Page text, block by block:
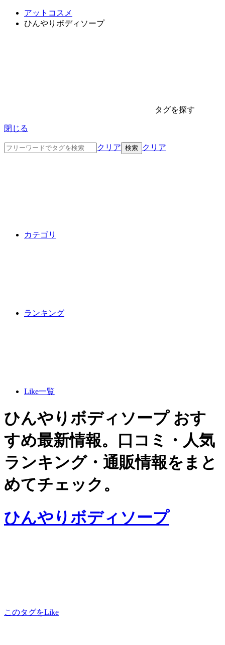
アットコスメ
ひんやりボディソープ
タグを探す
閉じる
クリア クリア
カテゴリ
ランキング
Like一覧
ひんやりボディソープ おす
すめ最新情報。口コミ・人気
ランキング・通販情報をまと
めてチェック。
ひんやりボディソープ
このタグをLike